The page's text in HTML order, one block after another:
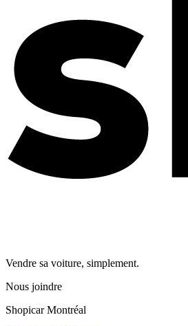
Vendre sa voiture, simplement.
Nous joindre
Shopicar Montréal